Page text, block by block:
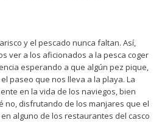
y el pescado nunca faltan. Así,
ver a los aficionados a la pesca coger
esperando a que algún pez pique,
paseo que nos lleva a la playa. La
en la vida de los naviegos, bien
no, disfrutando de los manjares que el
alguno de los restaurantes del casco